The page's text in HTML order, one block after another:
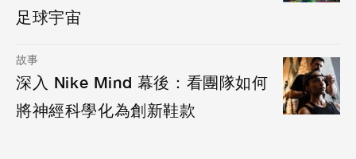
足球宇宙
故事
深入 Nike Mind 幕後：看團隊如何
將神經科學化為創新鞋款